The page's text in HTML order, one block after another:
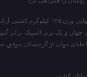
با تلاش‌های فراوان اباذر اسلامی، در جریان دیدار نهایی وزن ۱۲۵ کیلوگرم کشتی آزاد
زارع دارنده ۲ مدال طلای جهان و یک برنز المپیک برابر گنو
پتریاشویلی دارنده مدال های نقره و برنز المپیک و ۳ طلای جهان از گرجستان موفق به